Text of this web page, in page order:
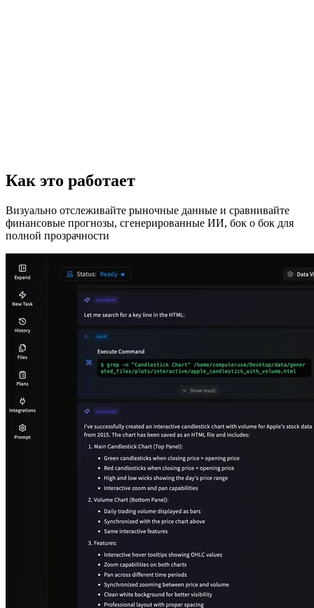
Как это работает
Визуально отслеживайте рыночные данные и сравнивайте
финансовые прогнозы, сгенерированные ИИ, бок о бок для
полной прозрачности